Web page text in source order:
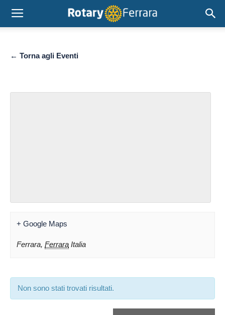
← Torna agli Eventi
+ Google Maps
Ferrara, Ferrara Italia
Non sono stati trovati risultati.